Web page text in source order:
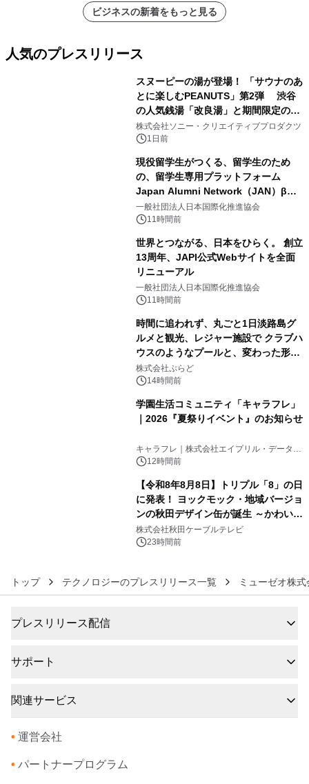
ビジネスの新着をもっと見る
人気のプレスリリース
スヌーピーの湯が登場！ 「サウナのあ
とに楽しむPEANUTS」第2弾 渋谷
の人気銭湯「改良湯」と期間限定のコ
ラボレーション サウナイキタイコラ
ボグッズも発売決定！
株式会社ソニー・クリエイティブプロダクツ
1日前
現役留学生がつくる、留学生のため
の、留学生専用プラットフォーム
Japan Alumni Network（JAN）β版
をリリース
一般社団法人日本国際化推進協会
11時間前
世界とつながる、日本をひらく。 創立
13周年、JAPI公式Webサイトを全面
リニューアル
一般社団法人日本国際化推進協会
11時間前
時間に追われず、丸ごと1日淡路島グ
ルメと観光、レジャー施設で クラブハ
ウスのようなプールと、変わった形の
サウナも 「THE BOXY AWAJI」のお
得な素泊まり連泊プランで
株式会社ぷらど
14時間前
学園生活コミュニティ「キャラフレ」
｜2026『夏祭りイベント』のお知らせ
キャラフレ｜株式会社エイプリル・データ・
デザインズ
12時間前
【令和8年8月8日】トリプル「8」の日
に発表！ ヨックモック・地域バージョ
ンの秋田デザイン缶が誕生 ～かわいい
秋田犬の子犬と秋田の四季と名所を巡
るパッケージ～ 9月1日(火)秋田県内で
株式会社秋田ケーブルテレビ
23時間前
トップ テクノロジーのプレスリリース一覧 ミューゼオ株式
プレスリリース配信
サポート
関連サービス
• 運営会社
• パートナープログラム